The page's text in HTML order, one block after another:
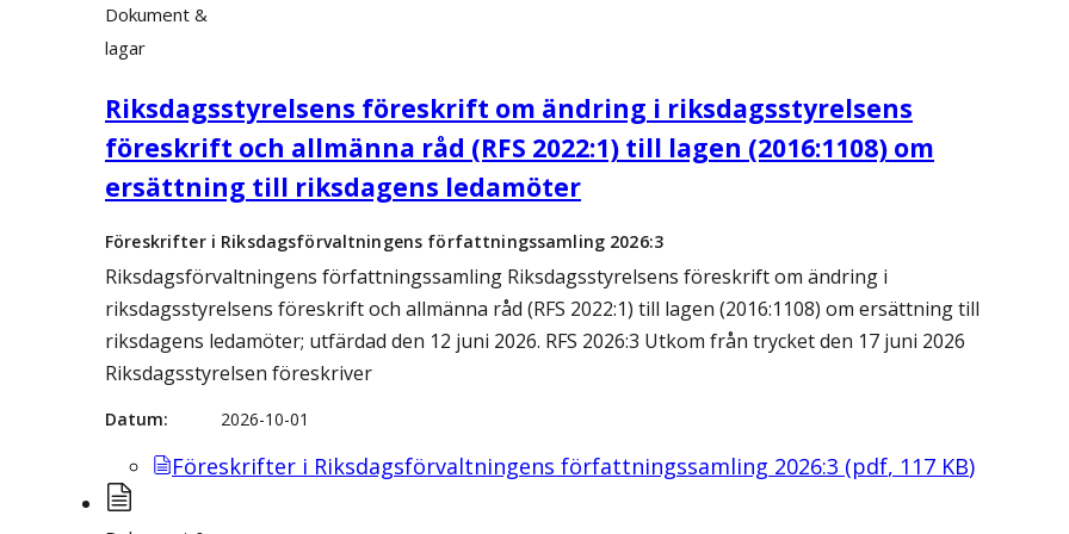
Dokument &
lagar
Riksdagsstyrelsens föreskrift om ändring i riksdagsstyrelsens
föreskrift och allmänna råd (RFS 2022:1) till lagen (2016:1108) om
ersättning till riksdagens ledamöter
Föreskrifter i Riksdagsförvaltningens författningssamling 2026:3
Riksdagsförvaltningens författningssamling Riksdagsstyrelsens föreskrift om ändring i
riksdagsstyrelsens föreskrift och allmänna råd (RFS 2022:1) till lagen (2016:1108) om ersättning till
riksdagens ledamöter; utfärdad den 12 juni 2026. RFS 2026:3 Utkom från trycket den 17 juni 2026
Riksdagsstyrelsen föreskriver
Datum 2026-10-01
Föreskrifter i Riksdagsförvaltningens författningssamling 2026:3 (pdf, 117 KB)